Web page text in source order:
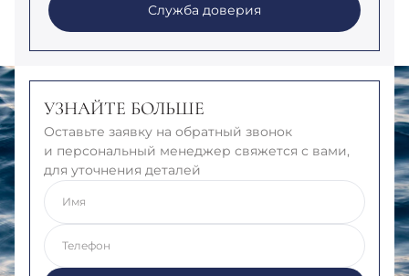
Служба доверия
УЗНАЙТЕ БОЛЬШЕ
Оставьте заявку на обратный звонок
и персональный менеджер свяжется с вами,
для уточнения деталей
Имя
Телефон